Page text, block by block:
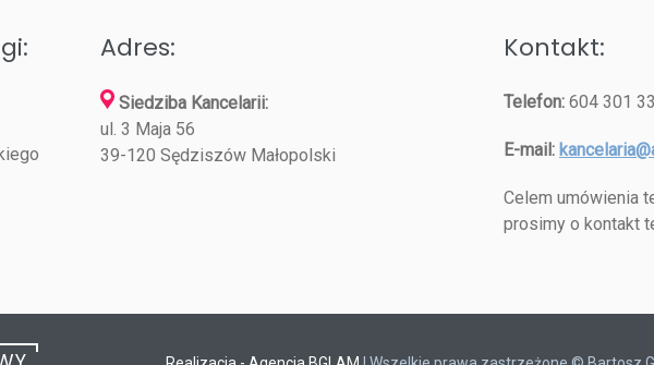
Adres:
Siedziba Kancelarii:
ul. 3 Maja 56
39-120 Sędziszów Małopolski
Kontakt:
Telefon: 604 301
E-mail:
Celem umówienia
prosimy o kontakt